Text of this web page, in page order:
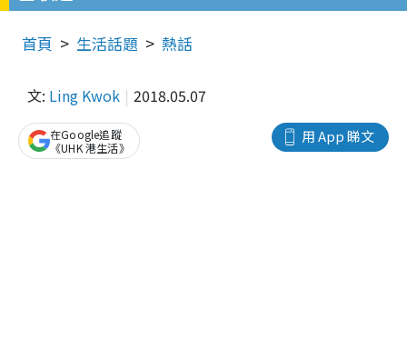
首頁 生活話題 熱話
文: Ling Kwok 2018.05.07
用 App 睇文
在Google追蹤
《UHK 港生活》